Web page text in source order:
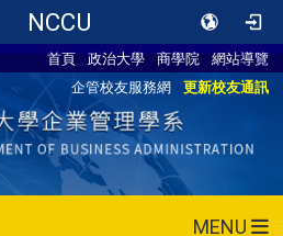
NCCU
首頁 政治大學 商學院
網站導覽
企管校友服務網
更新校友通訊
MENU